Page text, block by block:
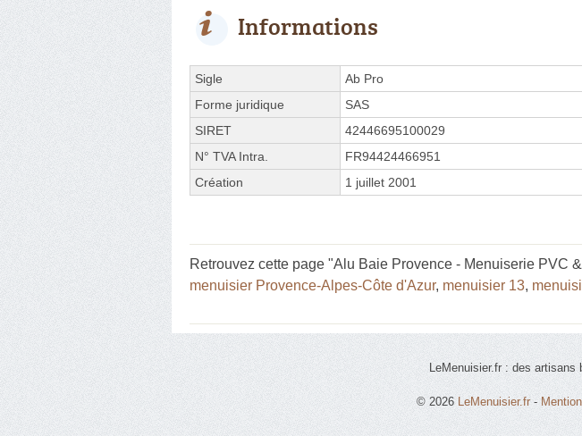
Informations
Sigle
Ab Pro
Forme juridique
SAS
SIRET
42446695100029
N° TVA Intra.
FR94424466951
Création
1 juillet 2001
Retrouvez cette page "Alu Baie Provence - Menuiserie PVC
menuisier Provence-Alpes-Côte d'Azur, menuisier 13,
LeMenuisier.fr : des
© 2026 LeMenuisier.fr -